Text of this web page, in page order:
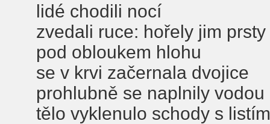
lidé chodili nocí
zvedali ruce: hořely jim prsty
pod obloukem hlohu
se v krvi začernala dvojice
prohlubně se naplnily vodou
tělo vyklenulo schody s